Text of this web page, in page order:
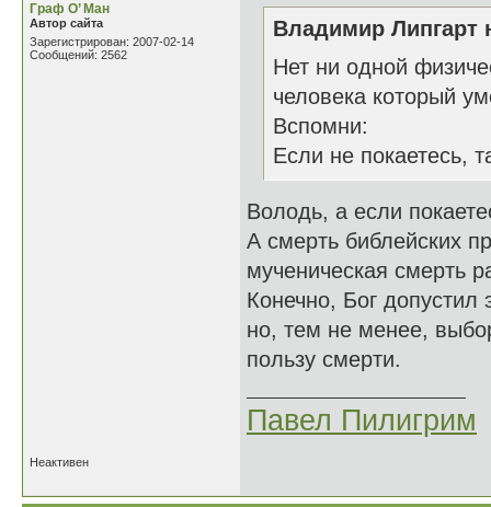
Граф О’ Ман
Автор сайта
Зарегистрирован: 2007-02-14
Сообщений: 2562
Владимир Липгарт
Нет ни одной
человека который
Вспомни:
Если не покаетесь,
Володь, а если
А смерть библейских
мученическая смерть
Конечно, Бог допустил
но, тем не менее,
пользу смерти.
Павел Пилигрим
Неактивен